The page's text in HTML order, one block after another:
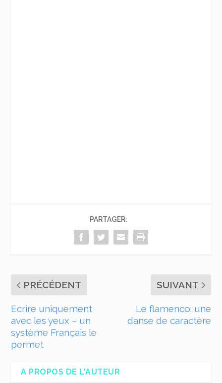
PARTAGER:
PRÉCÉDENT
Ecrire uniquement
avec les yeux – un
système Français le
permet
SUIVANT
Le flamenco: une
danse de caractère
A PROPOS DE L'AUTEUR